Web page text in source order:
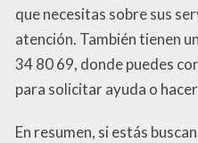
que necesitas sobre sus
atención. También tienen
34 80 69, donde puedes
para solicitar ayuda o
En resumen, si estás